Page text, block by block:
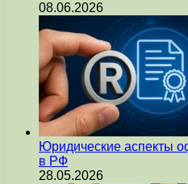
08.06.2026
Юридические аспекты
в РФ
28.05.2026